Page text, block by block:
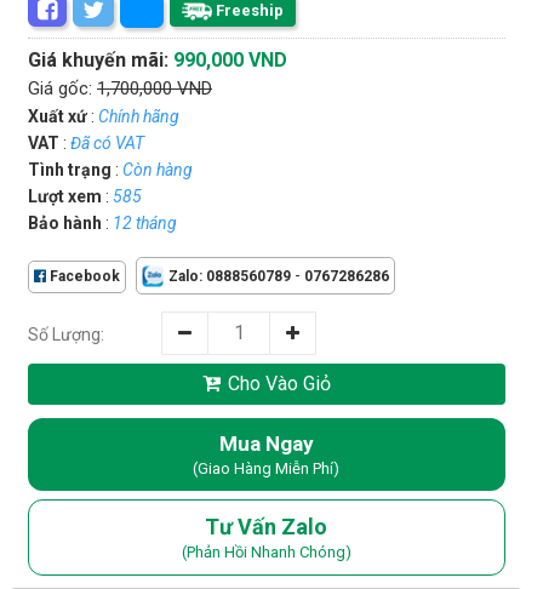
Freeship
Giá khuyến mãi: 990,000 VND
Giá gốc: 1,700,000 VND
Xuất xứ : Chính hãng
VAT : Đã có VAT
Tình trạng : Còn hàng
Lượt xem : 585
Bảo hành : 12 tháng
Facebook Zalo: 0888560789 - 0767286286
Số Lượng:
Cho Vào Giỏ
Mua Ngay
(Giao Hàng Miễn Phí)
Tư Vấn Zalo
(Phản Hồi Nhanh Chóng)